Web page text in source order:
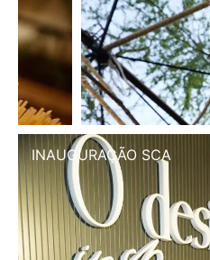
INAUGURAÇÃO SCA